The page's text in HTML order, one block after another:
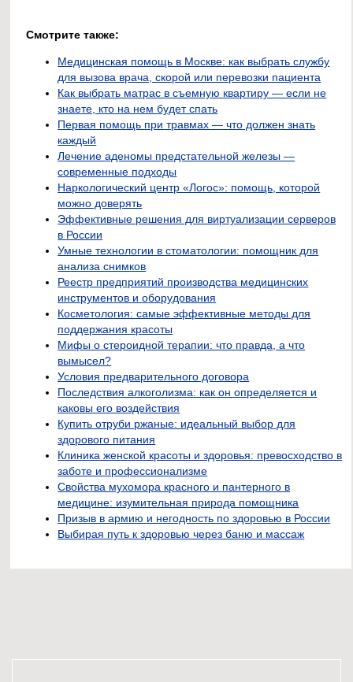
Смотрите также:
Медицинская помощь в Москве: как выбрать службу
для вызова врача, скорой или перевозки пациента
Как выбрать матрас в съемную квартиру — если не
знаете, кто на нем будет спать
Первая помощь при травмах — что должен знать
каждый
Лечение аденомы предстательной железы —
современные подходы
Наркологический центр «Логос»: помощь, которой
можно доверять
Эффективные решения для виртуализации серверов
в России
Умные технологии в стоматологии: помощник для
анализа снимков
Реестр предприятий производства медицинских
инструментов и оборудования
Косметология: самые эффективные методы для
поддержания красоты
Мифы о стероидной терапии: что правда, а что
вымысел?
Условия предварительного договора
Последствия алкоголизма: как он определяется и
каковы его воздействия
Купить отруби ржаные: идеальный выбор для
здорового питания
Клиника женской красоты и здоровья: превосходство в
заботе и профессионализме
Свойства мухомора красного и пантерного в
медицине: изумительная природа помощника
Призыв в армию и негодность по здоровью в России
Выбирая путь к здоровью через баню и массаж